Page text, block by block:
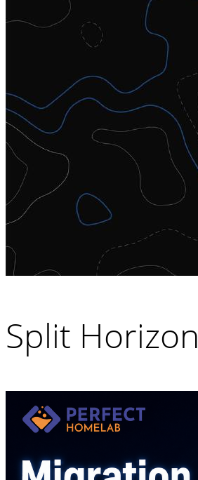
Split Horizon